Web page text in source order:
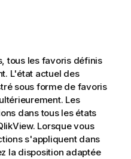
, tous les favoris définis
L'état actuel des
sous forme de favoris
Les
dans tous les états
Lorsque vous
s'appliquent dans
la disposition adaptée